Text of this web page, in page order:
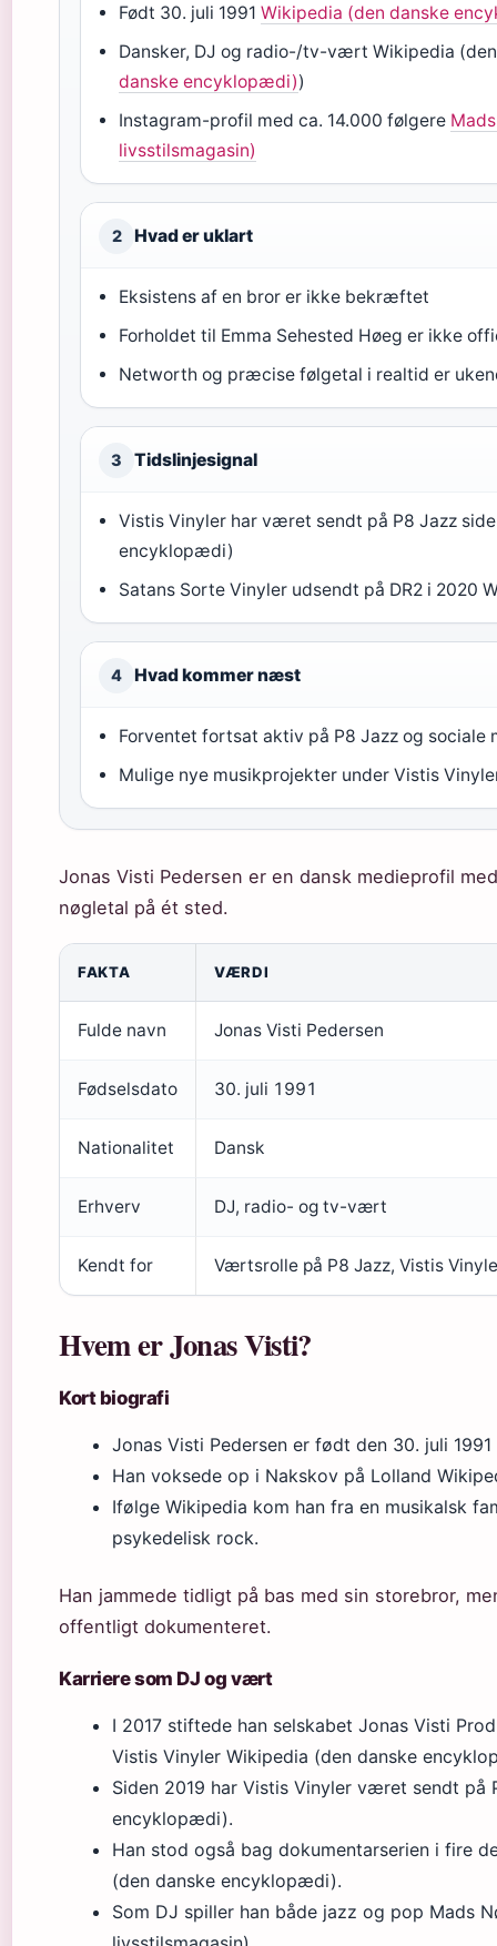
Født 30. juli 1991Wikipedia (den danske
Dansker, DJ og radio-/tv-værtWikipedia
danske encyklopædi))
Instagram-profil med ca. 14.000 følgere
livsstilsmagasin)
2 Hvad er uklart
Eksistens af en bror er ikke bekræftet
Forholdet til Emma Sehested Høeg er ikke
Networth og præcise følgetal i realtid er
3 Tidslinjesignal
Vistis Vinyler har været sendt på P8 Jazz
encyklopædi)
Satans Sorte Vinyler udsendt på DR2 i 2020
4 Hvad kommer næst
Forventet fortsat aktiv på P8 Jazz og sociale
Mulige nye musikprojekter under Vistis
Jonas Visti Pedersen er en dansk medieprofil
nøgletal på ét sted.
FAKTA VÆRDI
Fulde navn Jonas Visti Pedersen
Fødselsdato 30. juli 1991
Nationalitet Dansk
Erhverv DJ, radio- og tv-vært
Kendt for Værtsrolle på P8 Jazz, Vistis
Hvem er Jonas Visti?
Kort biografi
Jonas Visti Pedersen er født den 30. juli 1991
Han voksede op i Nakskov på Lolland
Ifølge Wikipedia kom han fra en musikalsk
psykedelisk rock.
Han jammede tidligt på bas med sin storebror,
offentligt dokumenteret.
Karriere som DJ og vært
I 2017 stiftede han selskabet Jonas Visti
Vistis Vinyler Wikipedia (den danske
Siden 2019 har Vistis Vinyler været sendt på
encyklopædi).
Han stod også bag dokumentarserien i fire
(den danske encyklopædi).
Som DJ spiller han både jazz og pop Mads